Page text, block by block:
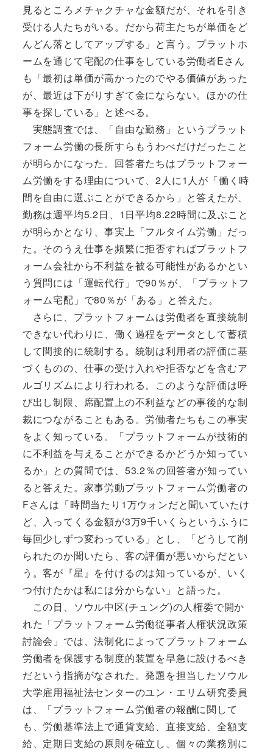
見るところメチャクチャな金額だが、それを引き
受ける人たちがいる。だから荷主たちが単価をど
んどん落としてアップする」と言う。プラットホ
ームを通じて宅配の仕事をしている労働者Eさん
も「最初は単価が高かったのでやる価値があった
が、最近は下がりすぎて金にならない。ほかの仕
事を探している」と述べる。
実態調査では、「自由な勤務」というプラット
フォーム労働の長所すらもうわべだけだったこと
が明らかになった。回答者たちはプラットフォー
ム労働をする理由について、2人に1人が「働く時
間を自由に選ぶことができるから」と答えたが、
勤務は週平均5.2日、1日平均8.22時間に及ぶこと
が明らかとなり、事実上「フルタイム労働」だっ
た。そのうえ仕事を頻繁に拒否すればプラットフ
ォーム会社から不利益を被る可能性があるかとい
う質問には「運転代行」で90％が、「プラットフ
ォーム宅配」で80％が「ある」と答えた。
さらに、プラットフォームは労働者を直接統制
できない代わりに、働く過程をデータとして蓄積
して間接的に統制する。統制は利用者の評価に基
づくものの、仕事の受け入れや拒否などを含むア
ルゴリズムにより行われる。このような評価は呼
び出し制限、席配置上の不利益などの事後的な制
裁につながることもある。労働者たちもこの事実
をよく知っている。「プラットフォームが技術的
に不利益を与えることができるかどうか知ってい
るか」との質問では、53.2％の回答者が知ってい
ると答えた。家事労動プラットフォーム労働者の
Fさんは「時間当たり1万ウォンだと聞いていたけ
ど、入ってくる金額が3万9千いくらというふうに
毎回少しずつ変わっている」とし、「どうして削
られたのか聞いたら、客の評価が悪いからだとい
う。客が『星』を付けるのは知っているが、いく
つ付けたかは私には分からない」と語った。
この日、ソウル中区(チュング)の人権委で開か
れた「プラットフォーム労働従事者人権状況政策
討論会」では、法制化によってプラットフォーム
労働者を保護する制度的装置を早急に設けるべき
だという指摘がなされた。発題を担当したソウル
大学雇用福祉法センターのユン・エリム研究委員
は、「プラットフォーム労働者の報酬に関して
も、労働基準法上で通貨支給、直接支給、全額支
給、定期日支給の原則を確立し、個々の業務別に